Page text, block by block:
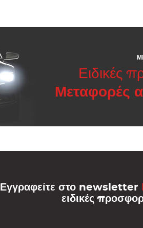
Ειδικές
Μεταφορές
Εγγραφείτε στο newsletter
ειδικές